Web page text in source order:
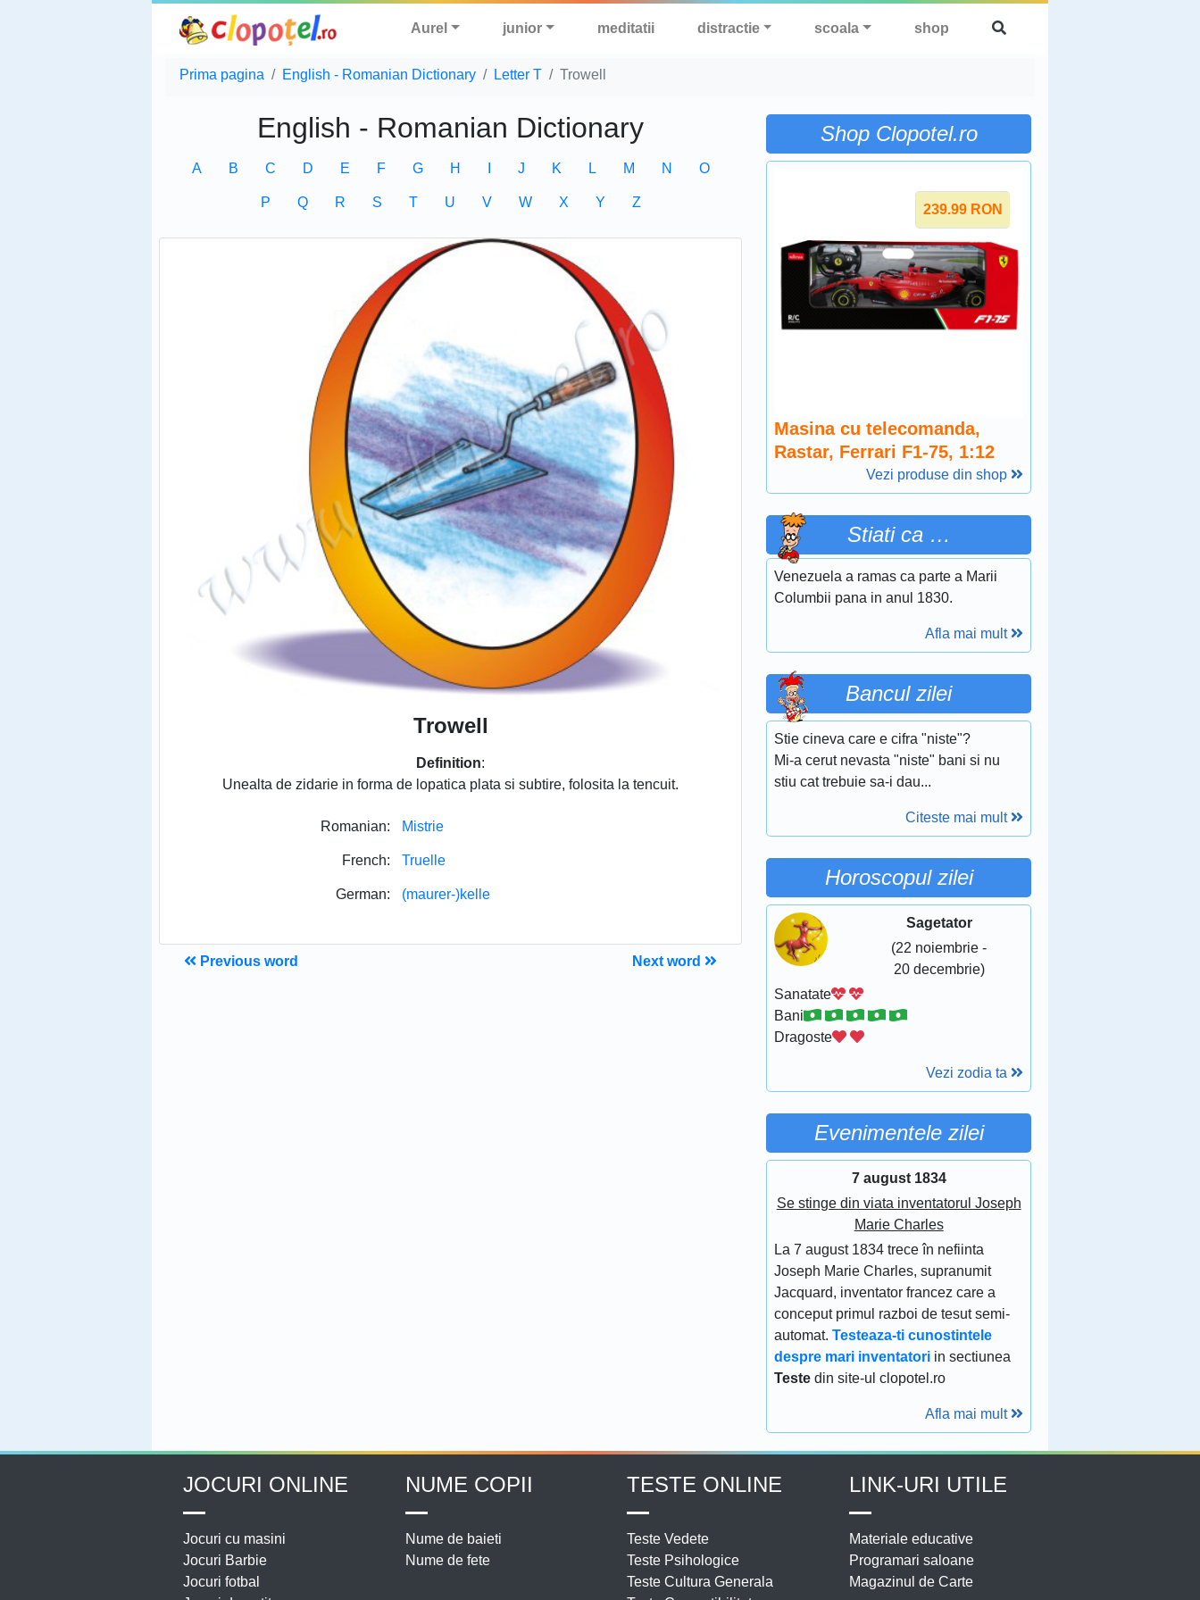
Aurel junior meditatii distractie scoala shop
Prima pagina English - Romanian Dictionary Letter T Trowell
English - Romanian Dictionary
A B C D E F G H J K L M N O
P Q R S T U V W X Y Z
Trowell
Definition:
Unealta de zidarie in forma de lopatica plata si subtire, folosita la tencuit.
Romanian: Mistrie
French: Truelle
German: (maurer-)kelle
Previous word Next word
Shop Clopotel.ro
239.99 RON
Masina cu telecomanda,
Rastar, Ferrari F1-75, 1:12
Vezi produse din shop
Stiati ca …
Venezuela a ramas ca parte a Marii
Columbii pana in anul 1830.
Afla mai mult
Bancul zilei
Stie cineva care e cifra "niste"?
Mi-a cerut nevasta "niste" bani si nu
stiu cat trebuie sa-i dau...
Citeste mai mult
Horoscopul zilei
Sagetator
(22 noiembrie -
20 decembrie)
Sanatate
Bani
Dragoste
Vezi zodia ta
Evenimentele zilei
7 august 1834
Se stinge din viata inventatorul Joseph
Marie Charles
La 7 august 1834 trece în nefiinta
Joseph Marie Charles, supranumit
Jacquard, inventator francez care a
conceput primul razboi de tesut semi-
automat.Testeaza-ti cunostintele
despre mari inventatori in sectiunea
Teste din site-ul clopotel.ro
Afla mai mult
JOCURI ONLINE
Jocuri cu masini
Jocuri Barbie
Jocuri fotbal
NUME COPII
Nume de baieti
Nume de fete
TESTE ONLINE
Teste Vedete
Teste Psihologice
Teste Cultura Generala
LINK-URI UTILE
Materiale educative
Programari saloane
Magazinul de Carte